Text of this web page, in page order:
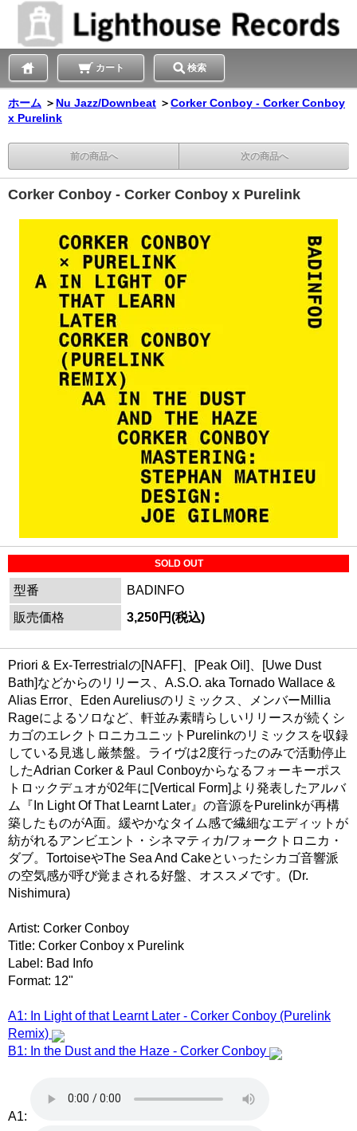
カート 検索
ホーム ＞ Nu Jazz/Downbeat ＞Corker Conboy - Corker Conboy
x Purelink
前の商品へ 次の商品へ
Corker Conboy - Corker Conboy x Purelink
SOLD OUT
型番
BADINFO
販売価格
3,250円(税込)
Priori & Ex-Terrestrialの[NAFF]、[Peak Oil]、[Uwe Dust
Bath]などからのリリース、A.S.O. aka Tornado Wallace &
Alias Error、Eden Aureliusのリミックス、メンバーMillia
Rageによるソロなど、軒並み素晴らしいリリースが続くシ
カゴのエレクトロニカユニットPurelinkのリミックスを収録
している見逃し厳禁盤。ライヴは2度行ったのみで活動停止
したAdrian Corker & Paul Conboyからなるフォーキーポス
トロックデュオが02年に[Vertical Form]より発表したアルバ
ム『In Light Of That Learnt Later』の音源をPurelinkが再構
築したものがA面。緩やかなタイム感で繊細なエディットが
紡がれるアンビエント・シネマティカ/フォークトロニカ・
ダブ。TortoiseやThe Sea And Cakeといったシカゴ音響派
の空気感が呼び覚まされる好盤、オススメです。(Dr.
Nishimura)
Artist: Corker Conboy
Title: Corker Conboy x Purelink
Label: Bad Info
Format: 12"
A1: In Light of that Learnt Later - Corker Conboy (Purelink
Remix)
B1: In the Dust and the Haze - Corker Conboy
A1: